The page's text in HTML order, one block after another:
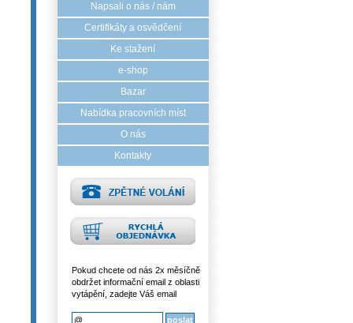
Napsali o nás / nám
Certifikáty a osvědčení
Ke stažení
e-shop
Bazar
Nabídka pracovních míst
O nás
Kontakty
Pokud chcete od nás 2x měsíčně
obdržet informační email z oblasti
vytápění, zadejte Váš email